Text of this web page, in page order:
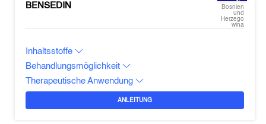
BENSEDIN
Bosnien
und
Herzego
wina
Inhaltsstoffe
Behandlungsmöglichkeit
Therapeutische Anwendung
ANLEITUNG